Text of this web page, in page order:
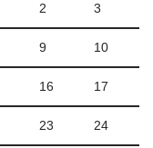
2 3
9 10
16 17
23 24